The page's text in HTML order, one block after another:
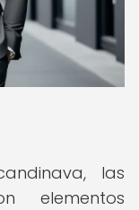
las
elementos